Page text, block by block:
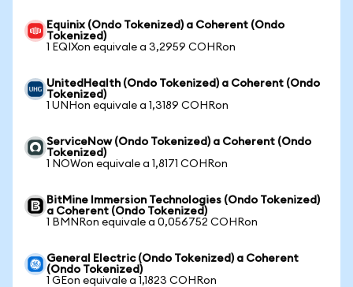
Equinix (Ondo Tokenized) a Coherent (Ondo
Tokenized)
1 EQIXon equivale a 3,2959 COHRon
UnitedHealth (Ondo Tokenized) a Coherent (Ondo
Tokenized)
1 UNHon equivale a 1,3189 COHRon
ServiceNow (Ondo Tokenized) a Coherent (Ondo
Tokenized)
1 NOWon equivale a 1,8171 COHRon
BitMine Immersion Technologies (Ondo Tokenized)
a Coherent (Ondo Tokenized)
1 BMNRon equivale a 0,056752 COHRon
General Electric (Ondo Tokenized) a Coherent
(Ondo Tokenized)
1 GEon equivale a 1,1823 COHRon